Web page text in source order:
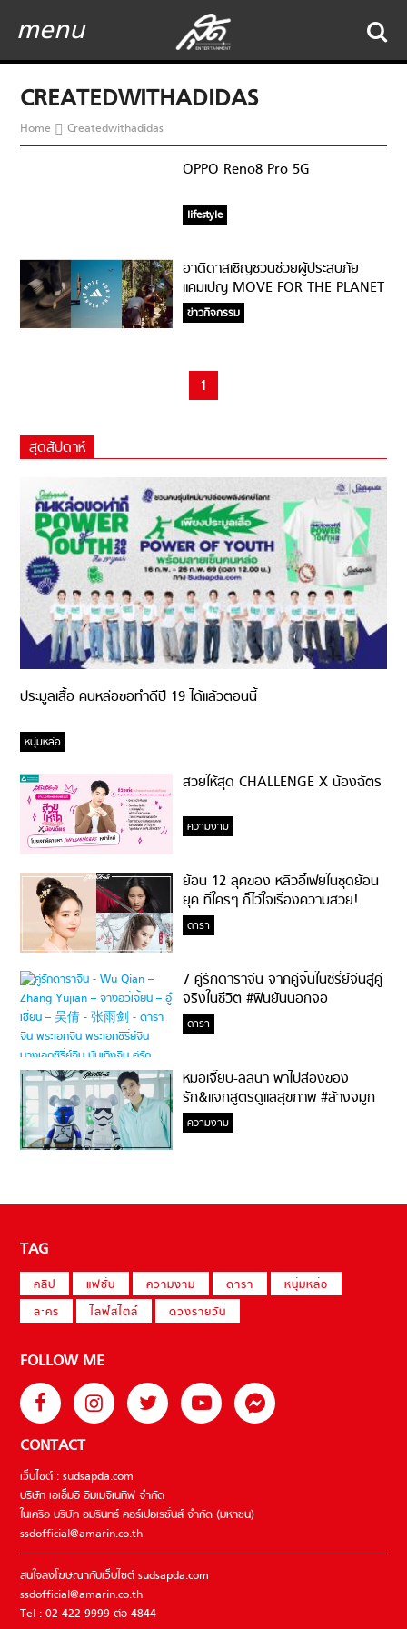
menu
CREATEDWITHADIDAS
Home Createdwithadidas
OPPO Reno8 Pro 5G
lifestyle
อาดิดาสเชิญชวนช่วยผู้ประสบภัย
แคมเปญ MOVE FOR THE PLANET
ข่าวกิจกรรม
1
สุดสัปดาห์
ประมูลเสื้อ คนหล่อขอทำดีปี 19 ได้แล้วตอนนี้
หนุ่มหล่อ
สวยให้สุด CHALLENGE X น้องฉัตร
ความงาม
ย้อน 12 ลุคของ หลิวอี้เฟยในชุดย้อน
ยุค ที่ใครๆ ก็ไว้ใจเรื่องความสวย!
ดารา
7 คู่รักดาราจีน จากคู่จิ้นในซีรี่ย์จีนสู่คู่
จริงในชีวิต #ฟินยันนอกจอ
ดารา
หมอเจี๊ยบ-ลลนา พาไปส่องของ
รัก&แจกสูตรดูแลสุขภาพ #ล้างจมูก
ไม่ยากจะสอนให้
ความงาม
TAG
คลิป แฟชั่น ความงาม ดารา
หนุ่มหล่อ
ละคร
ไลฟ์สไตล์ ดวงรายวัน
FOLLOW ME
CONTACT
เว็บไซต์ : sudsapda.com
บริษัท เอเอ็มอี อิมเมจิเนทีฟ จำกัด
ในเครือ บริษัท อมรินทร์ คอร์เปอเรชั่นส์ จำกัด (มหาชน)
ssdofficial@amarin.co.th
สนใจลงโฆษณากับเว็บไซต์ sudsapda.com
ssdofficial@amarin.co.th
Tel : 02-422-9999 ต่อ 4844